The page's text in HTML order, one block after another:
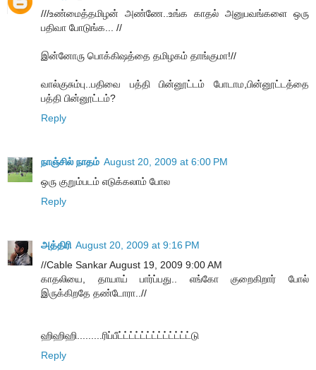
///உண்மைத்தமிழன் அண்ணே..உங்க காதல் அனுபவங்களை ஒரு
பதிவா போடுங்க... //
இன்னோரு பொக்கிஷத்தை தமிழகம் தாங்குமா!//
வால்குசும்பு..பதிவை பத்தி பின்னூட்டம் போடாம,பின்னூட்டத்தை
பத்தி பின்னூட்டம்?
Reply
நாஞ்சில் நாதம் August 20, 2009 at 6:00 PM
ஒரு குறும்படம் எடுக்கலாம் போல
Reply
அத்திரி August 20, 2009 at 9:16 PM
//Cable Sankar August 19, 2009 9:00 AM
காதலியை, தாயாய் பார்ப்பது.. எங்கோ குறைகிறார் போல்
இருக்கிறதே தண்டோரா..//
ஹிஹிஹி.........ரிப்பீட்ட்ட்ட்ட்ட்ட்ட்ட்ட்ட்ட்ட்டு
Reply